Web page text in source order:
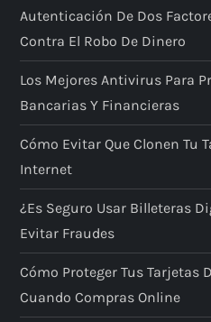
Autenticación De Dos
Contra El Robo De Dinero
Los Mejores Antivirus Para
Bancarias Y Financieras
Cómo Evitar Que Clonen Tu
Internet
¿Es Seguro Usar Billeteras
Evitar Fraudes
Cómo Proteger Tus Tarjetas
Cuando Compras Online